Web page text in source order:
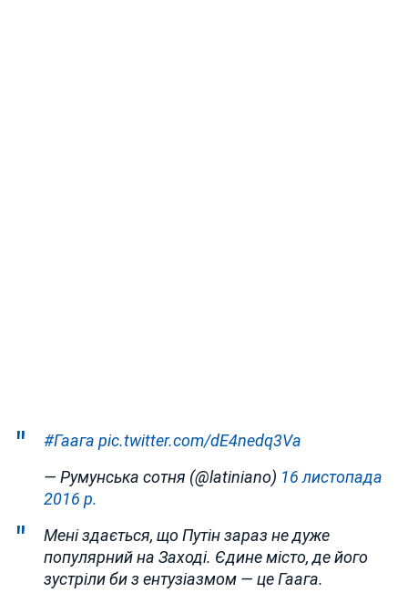
#Гаага pic.twitter.com/dE4nedq3Va
— Румунська сотня (@latiniano) 16 листопада
2016 р.
Мені здається, що Путін зараз не дуже
популярний на Заході. Єдине місто, де його
зустріли би з ентузіазмом — це Гаага.